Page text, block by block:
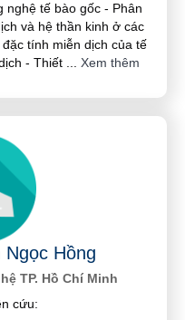
nghệ tế bào gốc - Phân
và hệ thần kinh ở các
tính miễn dịch của tế
- Thiết
Xem thêm
Ngọc Hồng
TP. Hồ Chí Minh
cứu: